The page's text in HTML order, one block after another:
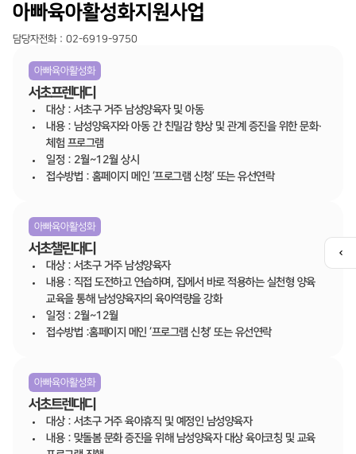
아빠육아활성화지원사업
담당자전화 : 02-6919-9750
아빠육아활성화
서초프렌대디
대상 : 서초구 거주 남성양육자 및 아동
내용 : 남성양육자와 아동 간 친밀감 향상 및 관계 증진을 위한 문화·
체험 프로그램
일정 : 2월~12월 상시
접수방법 : 홈페이지 메인 ‘프로그램 신청’ 또는 유선연락
아빠육아활성화
서초챌린대디
대상 : 서초구 거주 남성양육자
내용 : 직접 도전하고 연습하며, 집에서 바로 적용하는 실천형 양육
교육을 통해 남성양육자의 육아역량을 강화
일정 : 2월~12월
접수방법 :홈페이지 메인 ‘프로그램 신청’ 또는 유선연락
아빠육아활성화
서초트렌대디
대상 : 서초구 거주 육아휴직 및 예정인 남성양육자
내용 : 맞돌봄 문화 증진을 위해 남성양육자 대상 육아코칭 및 교육
퀵
메